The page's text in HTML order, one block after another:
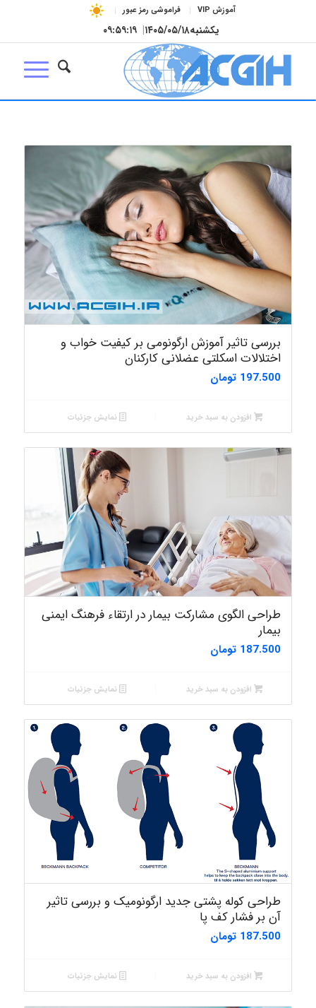
آموزش VIP فراموشی رمز عبور
یکشنبه۱۴۰۵/۰۵/۱۸| ۰۹:۵۹:۲۰
بررسی تاثیر آموزش ارگونومی بر کیفیت خواب و
اختلالات اسکلتی عضلانی کارکنان
197.500 تومان
افزودن به سبد خرید نمایش جزئیات
طراحی الگوی مشارکت بیمار در ارتقاء فرهنگ ایمنی
بیمار
187.500 تومان
افزودن به سبد خرید نمایش جزئیات
طراحی کوله پشتی جدید ارگونومیک و بررسی تاثیر
آن بر فشار کف پا
187.500 تومان
افزودن به سبد خرید نمایش جزئیات